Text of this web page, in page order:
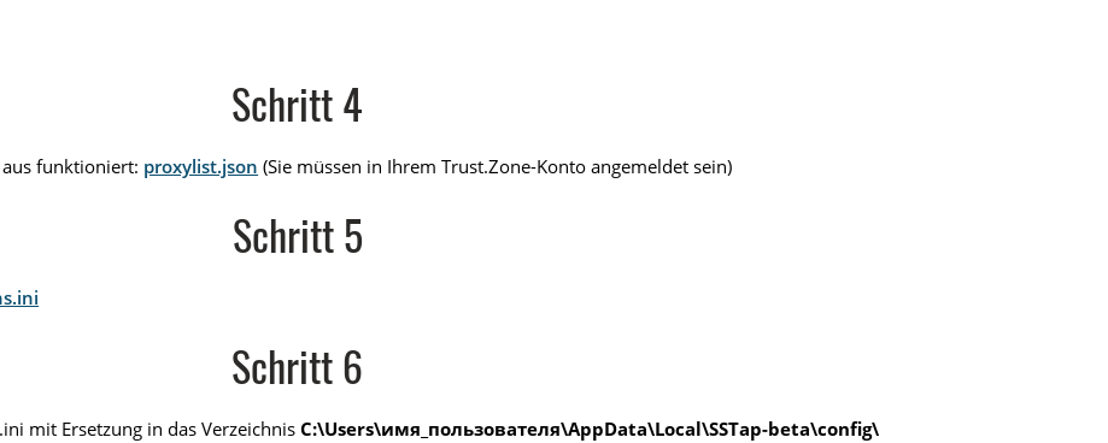
Schritt 4
funktioniert: proxylist.json (Sie müssen in Ihrem Trust.Zone-Konto angemeldet sein)
Schritt 5
Schritt 6
mit Ersetzung in das VerzeichnisC:\Users\имя_пользователя\AppData\Local\SSTap-beta\config\